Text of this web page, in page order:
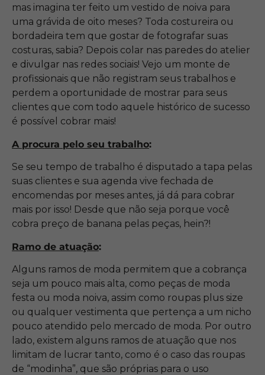
mas imagina ter feito um vestido de noiva para
uma grávida de oito meses? Toda costureira ou
bordadeira tem que gostar de fotografar suas
costuras, sabia? Depois colar nas paredes do atelier
e divulgar nas redes sociais! Vejo um monte de
profissionais que não registram seus trabalhos e
perdem a oportunidade de mostrar para seus
clientes que com todo aquele histórico de sucesso
é possível cobrar mais!
A procura pelo seu trabalho:
Se seu tempo de trabalho é disputado a tapa pelas
suas clientes e sua agenda vive fechada de
encomendas por meses antes, já dá para cobrar
mais por isso! Desde que não seja porque você
cobra preço de banana pelas peças, hein?!
Ramo de atuação:
Alguns ramos de moda permitem que a cobrança
seja um pouco mais alta, como peças de moda
festa ou moda noiva, assim como roupas plus size
ou qualquer vestimenta que pertença a um nicho
pouco atendido pelo mercado de moda. Por outro
lado, existem alguns ramos de atuação que nos
limitam de lucrar tanto, como é o caso das roupas
de “modinha”, que são próprias para o uso